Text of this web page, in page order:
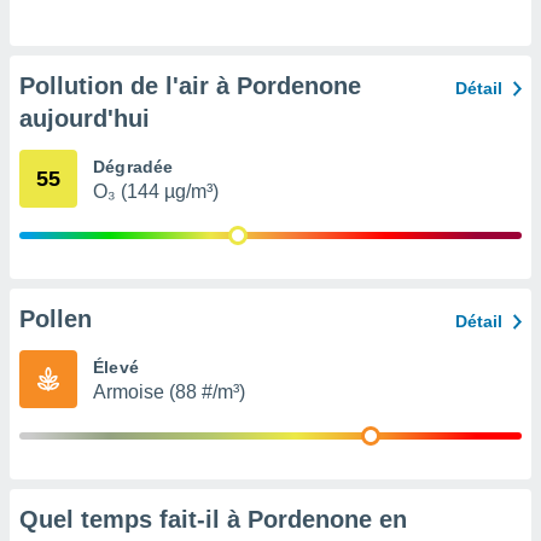
ou
de la
des
notre
Pollution de l'air à Pordenone
aujourd'hui
Détail
55 Dégradée
O₃ (144 µg/m³)
Pollen Détail
Élevé
Armoise (88 #/m³)
Quel temps fait-il à Pordenone en